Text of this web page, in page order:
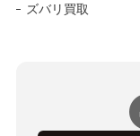
ズバリ買取